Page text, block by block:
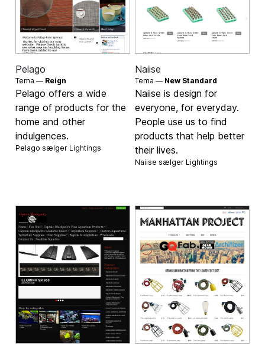
Pelago
Tema — Reign
Pelago offers a wide
range of products for the
home and other
indulgences.
Pelago sælger Lightings
Naiise
Tema — New Standard
Naiise is design for
everyone, for everyday.
People use us to find
products that help better
their lives.
Naiise sælger Lightings